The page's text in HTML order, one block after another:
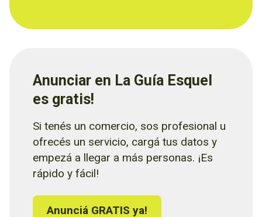
Anunciar en La Guía Esquel
es gratis!
Si tenés un comercio, sos profesional u
ofrecés un servicio, cargá tus datos y
empezá a llegar a más personas. ¡Es
rápido y fácil!
Anunciá GRATIS ya!